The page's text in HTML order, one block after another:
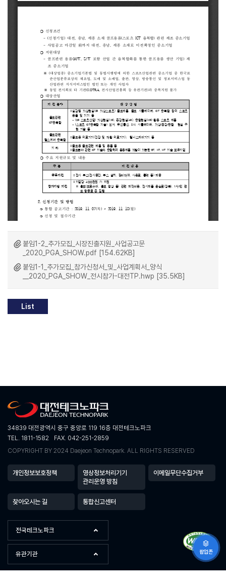
붙임1-2_추가모집_시장진출지원_사업공고문
_2020_PGA_SHOW.pdf [154.62KB]
붙임1-1_추가모집_참가신청서_및_사업계획서_양식
__2020_PGA_SHOW_전시참가-대전TP.hwp [35.5KB]
List
34839 대전광역시 중구 중앙로 119 16층 대전테크노파크
TEL. 1811-1582
FAX. 042-251-2859
COPYRIGHT BY 2024 Daejeon Technopark. ALL RIGHTS RESERVED
전국테크노파크
유관기관
개인정보보호정책
영상정보처리기기
관리운영 방침
이메일무단수집거부
찾아오시는 길 통합신고센터
팝업존